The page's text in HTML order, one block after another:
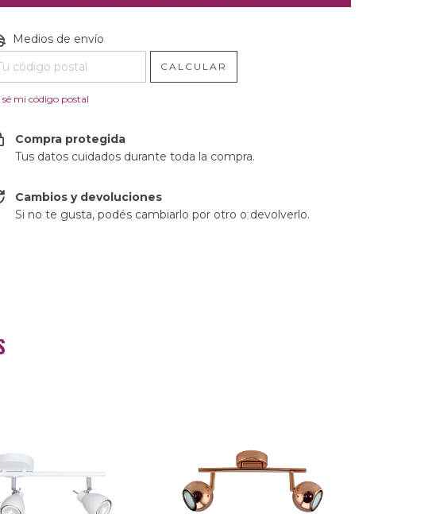
para el CP:
Medios de envío
CALCULAR
sé mi código postal
Compra protegida
Tus datos cuidados durante toda la compra.
Cambios y devoluciones
Si no te gusta, podés cambiarlo por otro o devolverlo.